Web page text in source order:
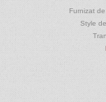
Furnizat de
Style de